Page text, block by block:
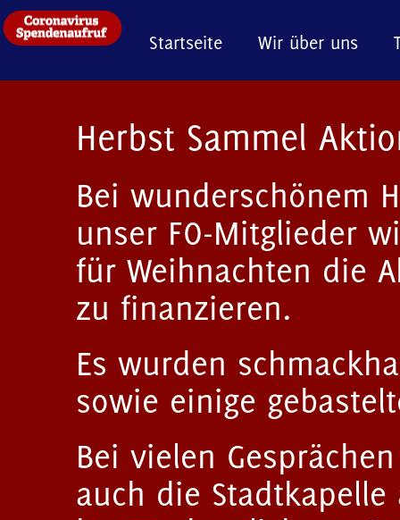
Startseite Wir über uns
Herbst Sammel
Bei wunderschönem
unser FO-Mitglieder
für Weihnachten die
zu finanzieren.
Es wurden
sowie einige
Bei vielen
auch die